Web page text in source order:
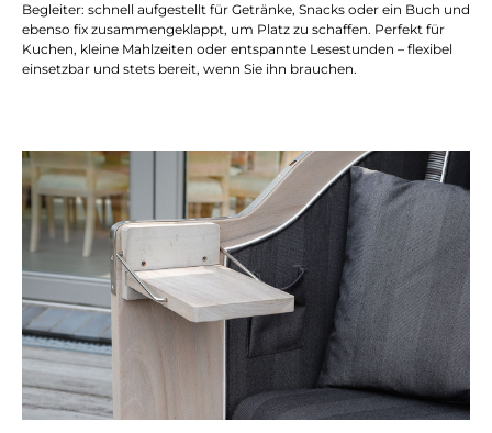
Begleiter: schnell aufgestellt für Getränke, Snacks oder ein Buch und
ebenso fix zusammengeklappt, um Platz zu schaffen. Perfekt für
Kuchen, kleine Mahlzeiten oder entspannte Lesestunden – flexibel
einsetzbar und stets bereit, wenn Sie ihn brauchen.